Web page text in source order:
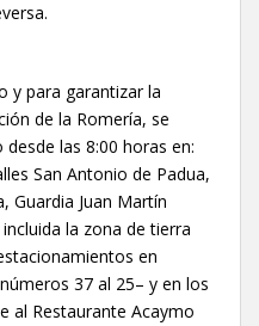
y para garantizar la
de la Romería, se
las 8:00 horas en:
San Antonio de Padua,
Guardia Juan Martín
la zona de tierra
en
37 al 25– y en los
al Restaurante Acaymo